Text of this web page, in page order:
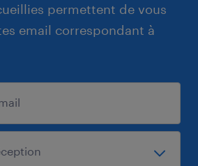
permettent de vous
email correspondant à